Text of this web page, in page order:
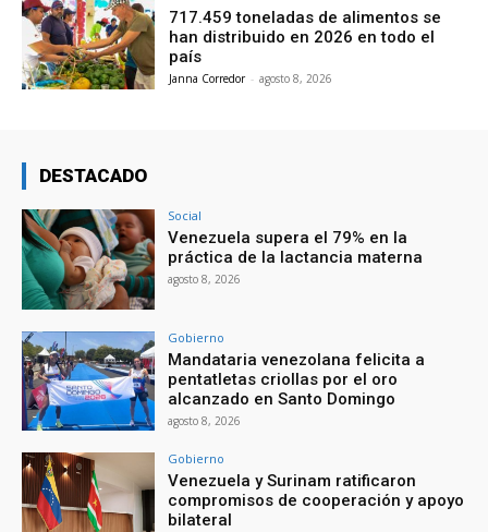
717.459 toneladas de alimentos se
han distribuido en 2026 en todo el
país
Janna Corredor - agosto 8, 2026
DESTACADO
Social
Venezuela supera el 79% en la
práctica de la lactancia materna
agosto 8, 2026
Gobierno
Mandataria venezolana felicita a
pentatletas criollas por el oro
alcanzado en Santo Domingo
agosto 8, 2026
Gobierno
Venezuela y Surinam ratificaron
compromisos de cooperación y apoyo
bilateral